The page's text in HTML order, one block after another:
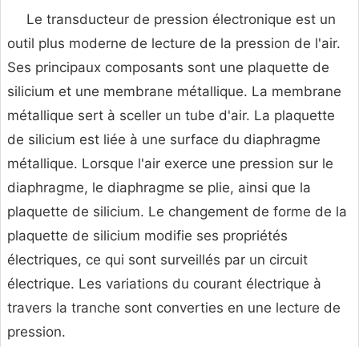
Le transducteur de pression électronique est un
outil plus moderne de lecture de la pression de l'air.
Ses principaux composants sont une plaquette de
silicium et une membrane métallique. La membrane
métallique sert à sceller un tube d'air. La plaquette
de silicium est liée à une surface du diaphragme
métallique. Lorsque l'air exerce une pression sur le
diaphragme, le diaphragme se plie, ainsi que la
plaquette de silicium. Le changement de forme de la
plaquette de silicium modifie ses propriétés
électriques, ce qui sont surveillés par un circuit
électrique. Les variations du courant électrique à
travers la tranche sont converties en une lecture de
pression.